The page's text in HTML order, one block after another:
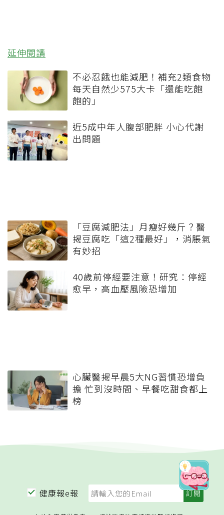
延伸閱讀
不必忍餓也能減肥！補充2類食物
每天自然少575大卡「還能吃飽
飽的」
近5成中年人腹部肥胖 小心代謝
出問題
「豆腐減肥法」月瘦好幾斤？醫
揭豆腐吃「這2種最好」，消脹氣
有妙招
40歲前停經要注意！研究：停經
愈早，高血壓風險恐增加
心臟醫揭早晨5大NG習慣恐增負
擔 忙到沒時間、早餐吃甜食都上
榜
健康報e報